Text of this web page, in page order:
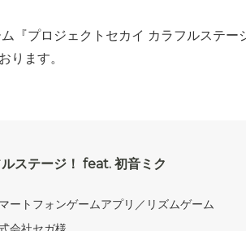
プロジェクトセカイ カラフルステー
ります。
ステージ！ feat. 初音ミク
ートフォンゲームアプリ／リズムゲーム